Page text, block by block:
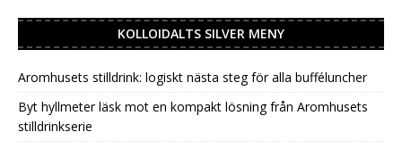
KOLLOIDALTS SILVER MENY
Aromhusets stilldrink: logiskt nästa steg för alla bufféluncher
Byt hyllmeter läsk mot en kompakt lösning från Aromhusets
stilldrinkserie